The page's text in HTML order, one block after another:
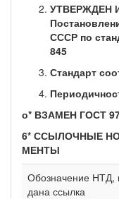
УТВЕРЖДЕН
СССР по
845
Стандарт
о* ВЗАМЕН ГОСТ
6* ССЫЛОЧНЫЕ
МЕНТЫ
Обозначение НТД,
дана ссылка